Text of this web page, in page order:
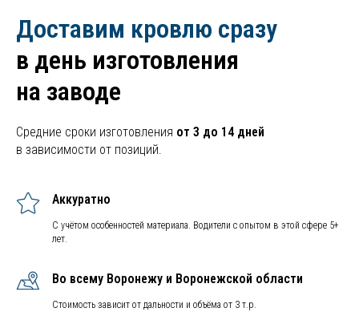
Доставим кровлю сразу
в день изготовления
на заводе
Средние сроки изготовления от 3 до 14 дней
в зависимости от позиций.
Аккуратно
С учётом особенностей материала. Водители с опытом в этой сфере 5+
лет.
Во всему Воронежу и Воронежской области
Стоимость зависит от дальности и объёма от 3 т.р.